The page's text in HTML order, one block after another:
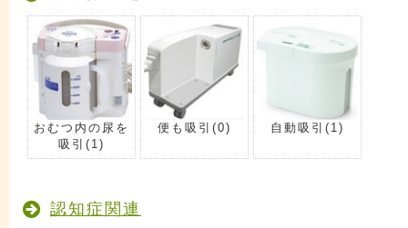
おむつ内の尿を
吸引 (1)
便も吸引 (0) 自動吸引 (1)
認知症関連